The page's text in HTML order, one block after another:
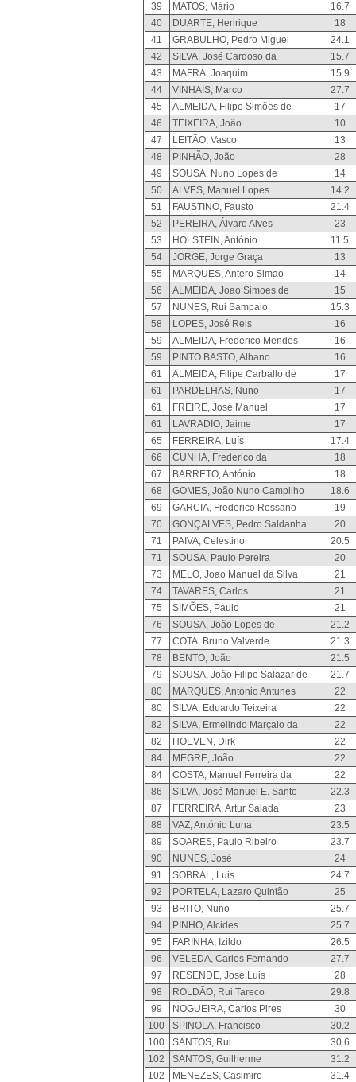
39
MATOS, Mário
16.7
40
DUARTE, Henrique
18
41
GRABULHO, Pedro Miguel
24.1
42
SILVA, José Cardoso da
15.7
43
MAFRA, Joaquim
15.9
44
VINHAIS, Marco
27.7
45
ALMEIDA, Filipe Simões de
17
46
TEIXEIRA, João
10
47
LEITÃO, Vasco
13
48
PINHÃO, João
28
49
SOUSA, Nuno Lopes de
14
50
ALVES, Manuel Lopes
14.2
51
FAUSTINO, Fausto
21.4
52
PEREIRA, Álvaro Alves
23
53
HOLSTEIN, António
11.5
54
JORGE, Jorge Graça
13
55
MARQUES, Antero Simao
14
56
ALMEIDA, Joao Simoes de
15
57
NUNES, Rui Sampaio
15.3
58
LOPES, José Reis
16
59
ALMEIDA, Frederico Mendes
16
59
PINTO BASTO, Albano
16
61
ALMEIDA, Filipe Carballo de
17
61
PARDELHAS, Nuno
17
61
FREIRE, José Manuel
17
61
LAVRADIO, Jaime
17
65
FERREIRA, Luís
17.4
66
CUNHA, Frederico da
18
67
BARRETO, António
18
68
GOMES, João Nuno Campilho
18.6
69
GARCIA, Frederico Ressano
19
70
GONÇALVES, Pedro Saldanha
20
71
PAIVA, Celestino
20.5
71
SOUSA, Paulo Pereira
20
73
MELO, Joao Manuel da Silva
21
74
TAVARES, Carlos
21
75
SIMÕES, Paulo
21
76
SOUSA, João Lopes de
21.2
77
COTA, Bruno Valverde
21.3
78
BENTO, João
21.5
79
SOUSA, João Filipe Salazar de
21.7
80
MARQUES, António Antunes
22
80
SILVA, Eduardo Teixeira
22
82
SILVA, Ermelindo Marçalo da
22
82
HOEVEN, Dirk
22
84
MEGRE, João
22
84
COSTA, Manuel Ferreira da
22
86
SILVA, José Manuel E. Santo
22.3
87
FERREIRA, Artur Salada
23
88
VAZ, António Luna
23.5
89
SOARES, Paulo Ribeiro
23.7
90
NUNES, José
24
91
SOBRAL, Luis
24.7
92
PORTELA, Lazaro Quintão
25
93
BRITO, Nuno
25.7
94
PINHO, Alcides
25.7
95
FARINHA, Izildo
26.5
96
VELEDA, Carlos Fernando
27.7
97
RESENDE, José Luis
28
98
ROLDÃO, Rui Tareco
29.8
99
NOGUEIRA, Carlos Pires
30
100
SPINOLA, Francisco
30.2
100
SANTOS, Rui
30.6
102
SANTOS, Guilherme
31.2
102
MENEZES, Casimiro 31.4